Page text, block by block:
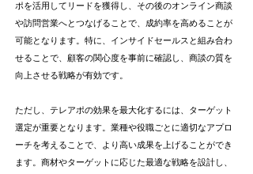
ポを活用してリードを獲得し、その後のオンライン商談
や訪問営業へとつなげることで、成約率を高めることが
可能となります。特に、インサイドセールスと組み合わ
せることで、顧客の関心度を事前に確認し、商談の質を
向上させる戦略が有効です。
ただし、テレアポの効果を最大化するには、ターゲット
選定が重要となります。業種や役職ごとに適切なアプロ
ーチを考えることで、より高い成果を上げることができ
ます。商材やターゲットに応じた最適な戦略を設計し、